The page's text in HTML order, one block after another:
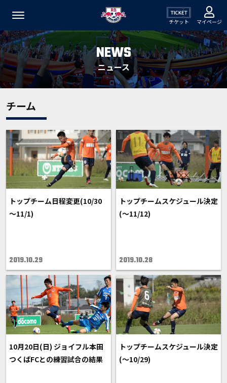
チケット マイページ
NEWS
ニュース
チーム
トップチーム日程変更(10/30
～11/1)
2019.10.29
トップチームスケジュール決定
(～11/12)
2019.10.28
10月20日(日) ジョイフル本田
つくばFCとの練習試合の結果
トップチームスケジュール決定
(～10/29)